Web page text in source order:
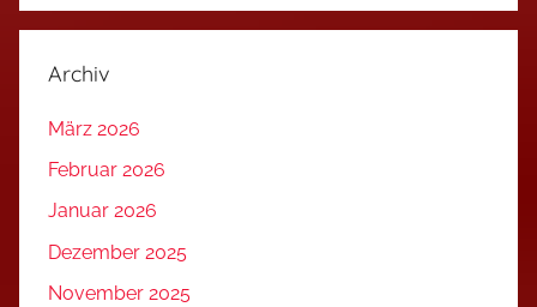
Archiv
März 2026
Februar 2026
Januar 2026
Dezember 2025
November 2025